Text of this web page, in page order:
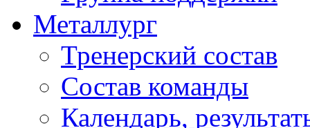
Металлург
Тренерский состав
Состав команды
Календарь,